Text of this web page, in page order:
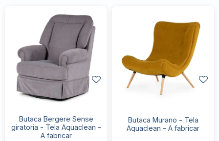
Butaca Bergere Sense
giratoria - Tela Aquaclean -
A fabricar
Butaca Murano - Tela
Aquaclean - A fabricar